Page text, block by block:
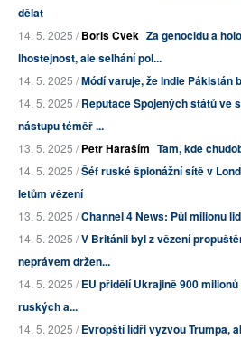
dělat
14. 5. 2025 /Boris Cvek Za genocidu a
lhostejnost, ale selhání pol...
14. 5. 2025 /Módí varuje, že Indie Pákistán
14. 5. 2025 /Reputace Spojených států ve
nástupu téměř ...
13. 5. 2025 /Petr Haraším Tam, kde
14. 5. 2025 /Šéf ruské špionážní sítě v
letům vězení
13. 5. 2025 /Channel 4 News: Půl milionu
14. 5. 2025 /V Británii byl z vězení
neprávem držen...
14. 5. 2025 /EU přidělí Ukrajině 900
ruských a...
14. 5. 2025 /Evropští lídři vyzvou Trumpa,